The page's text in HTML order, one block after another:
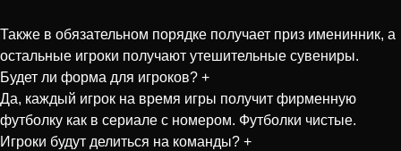
Также в обязательном порядке получает приз именинник, а
остальные игроки получают утешительные сувениры.
Будет ли форма для игроков? +
Да, каждый игрок на время игры получит фирменную
футболку как в сериале с номером. Футболки чистые.
Игроки будут делиться на команды? +